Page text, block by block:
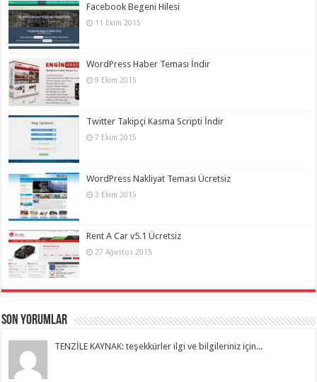
Facebook Begeni Hilesi
11 Ekim 2015
WordPress Haber Teması İndir
9 Ekim 2015
Twitter Takipçi Kasma Scripti İndir
7 Ekim 2015
WordPress Nakliyat Teması Ücretsiz
3 Ekim 2015
Rent A Car v5.1 Ücretsiz
27 Ağustos 2015
Son Yorumlar
TENZİLE KAYNAK: teşekkürler ilgi ve bilgileriniz için...